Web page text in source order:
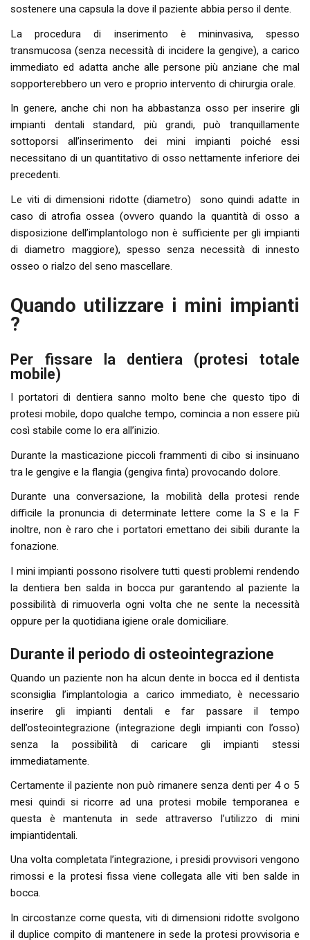
sostenere una capsula la dove il paziente abbia perso il dente.
La procedura di inserimento è mininvasiva, spesso
transmucosa (senza necessità di incidere la gengive), a carico
immediato ed adatta anche alle persone più anziane che mal
sopporterebbero un vero e proprio intervento di chirurgia orale.
In genere, anche chi non ha abbastanza osso per inserire gli
impianti dentali standard, più grandi, può tranquillamente
sottoporsi all’inserimento dei mini impianti poiché essi
necessitano di un quantitativo di osso nettamente inferiore dei
precedenti.
Le viti di dimensioni ridotte (diametro) sono quindi adatte in
caso di atrofia ossea (ovvero quando la quantità di osso a
disposizione dell’implantologo non è sufficiente per gli impianti
di diametro maggiore), spesso senza necessità di innesto
osseo o rialzo del seno mascellare.
Quando utilizzare i mini impianti
?
Per fissare la dentiera (protesi totale
mobile)
I portatori di dentiera sanno molto bene che questo tipo di
protesi mobile, dopo qualche tempo, comincia a non essere più
così stabile come lo era all’inizio.
Durante la masticazione piccoli frammenti di cibo si insinuano
tra le gengive e la flangia (gengiva finta) provocando dolore.
Durante una conversazione, la mobilità della protesi rende
difficile la pronuncia di determinate lettere come la S e la F
inoltre, non è raro che i portatori emettano dei sibili durante la
fonazione.
I mini impianti possono risolvere tutti questi problemi rendendo
la dentiera ben salda in bocca pur garantendo al paziente la
possibilità di rimuoverla ogni volta che ne sente la necessità
oppure per la quotidiana igiene orale domiciliare.
Durante il periodo di osteointegrazione
Quando un paziente non ha alcun dente in bocca ed il dentista
sconsiglia l’implantologia a carico immediato, è necessario
inserire gli impianti dentali e far passare il tempo
dell’osteointegrazione (integrazione degli impianti con l’osso)
senza la possibilità di caricare gli impianti stessi
immediatamente.
Certamente il paziente non può rimanere senza denti per 4 o 5
mesi quindi si ricorre ad una protesi mobile temporanea e
questa è mantenuta in sede attraverso l’utilizzo di mini
impiantidentali.
Una volta completata l’integrazione, i presidi provvisori vengono
rimossi e la protesi fissa viene collegata alle viti ben salde in
bocca.
In circostanze come questa, viti di dimensioni ridotte svolgono
il duplice compito di mantenere in sede la protesi provvisoria e